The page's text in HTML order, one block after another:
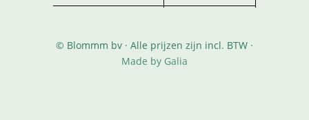
© Blommm bv · Alle prijzen zijn incl. BTW ·
Made by Galia